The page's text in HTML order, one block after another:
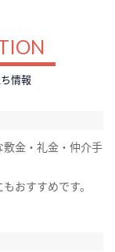
情報
金・礼金・仲介手
おすすめです。